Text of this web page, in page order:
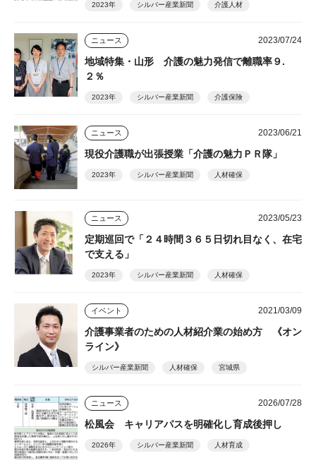
2023年 シルバー産業新聞 介護人材
ニュース 2023/07/24
地域特集・山形 介護の魅力発信で離職率９.
２％
2023年 シルバー産業新聞 介護保険
ニュース 2023/06/21
現役介護職が出張授業「介護の魅力ＰＲ隊」
2023年 シルバー産業新聞 人材確保
ニュース 2023/05/23
定期巡回で「２４時間３６５日切れ目なく、在宅
で支える」
2023年 シルバー産業新聞 人材確保
イベント 2021/03/09
介護事業者のための人材紹介業の始め方 《オン
ライン》
シルバー産業新聞 人材確保 宮城県
ニュース 2026/07/28
松風会 キャリアパスを明確化し育成後押し
2026年 シルバー産業新聞 人材育成